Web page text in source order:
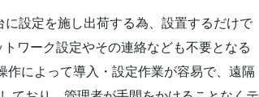
設定を施し出荷する為、設置するだけで
ワーク設定やその連絡なども不要となる
によって導入・設定作業が容易で、遠隔